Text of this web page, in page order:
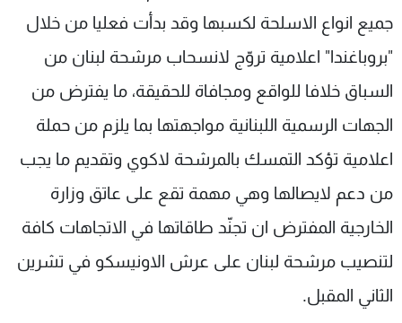
جميع انواع الاسلحة لكسبها وقد بدأت فعليا من خلال
"بروباغندا" اعلامية تروّج لانسحاب مرشحة لبنان من
السباق خلافا للواقع ومجافاة للحقيقة، ما يفترض من
الجهات الرسمية اللبنانية مواجهتها بما يلزم من حملة
اعلامية تؤكد التمسك بالمرشحة لاكوي وتقديم ما يجب
من دعم لايصالها وهي مهمة تقع على عاتق وزارة
الخارجية المفترض ان تجنّد طاقاتها في الاتجاهات كافة
لتنصيب مرشحة لبنان على عرش الاونيسكو في تشرين
الثاني المقبل.